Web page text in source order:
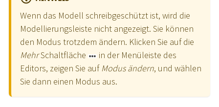
Wenn das Modell schreibgeschützt ist, wird die
Modellierungsleiste nicht angezeigt. Sie können
den Modus trotzdem ändern. Klicken Sie auf die
MehrSchaltfläche
in der Menüleiste des
Editors, zeigen Sie aufModus ändern, und wählen
Sie dann einen Modus aus.